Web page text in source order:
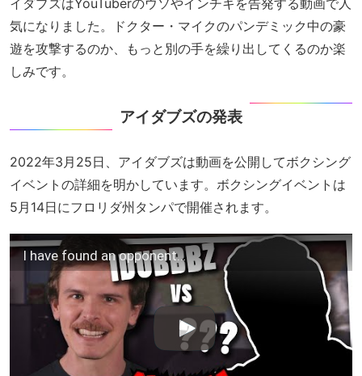
気になりました。ドクター・マイクのパンデミック中の豪
遊を攻撃するのか、もっと別の手を繰り出してくるのか楽
しみです。
アイダブズの発表
2022年3月25日、アイダブズは動画を公開してボクシング
イベントの詳細を明かしています。ボクシングイベントは
5月14日にフロリダ州タンパで開催されます。
I have found an opponent…